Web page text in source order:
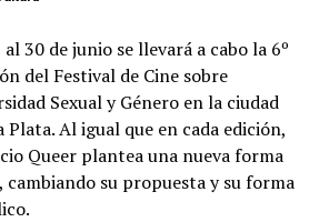
al 30 de junio se llevará a cabo la 6º
del Festival de Cine sobre
Sexual y Género en la ciudad
Plata. Al igual que en cada edición,
Queer plantea una nueva forma
cambiando su propuesta y su forma